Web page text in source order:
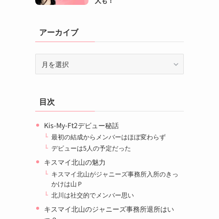
アーカイブ
ブ目次
Kis-My-Ft2デビュー秘話
最初の結成からメンバーはほぼ変わらず
デビューは5人の予定だった
キスマイ北山の魅力
キスマイ北山がジャニーズ事務所入所のきっ
かけは山Ｐ
北川は社交的でメンバー思い
キスマイ北山のジャニーズ事務所退所はい